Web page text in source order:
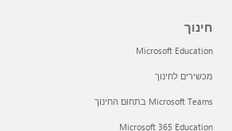
חינוך
Microsoft Education
מכשירים לחינוך
Microsoft Teams בתחום החינוך
Microsoft 365 Education